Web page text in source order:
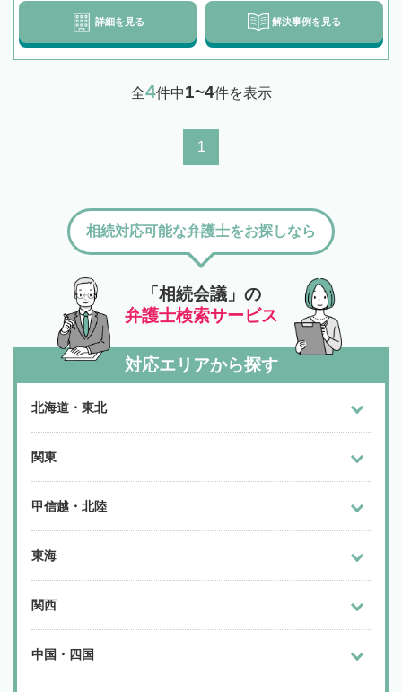
詳細を見る 解決事例を見る
全4件中1~4件を表示
1
「相続会議」の
弁護士検索サービス
相続対応可能な弁護士をお探しなら
対応エリアから探す
北海道・東北
関東
甲信越・北陸
東海
関西
中国・四国